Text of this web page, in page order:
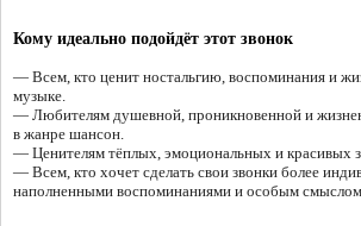
Кому идеально подойдёт этот звонок
— Всем, кто ценит ностальгию, воспоминания и
музыке.
— Любителям душевной, проникновенной и
в жанре шансон.
— Ценителям тёплых, эмоциональных и красивых
— Всем, кто хочет сделать свои звонки более
наполненными воспоминаниями и особым